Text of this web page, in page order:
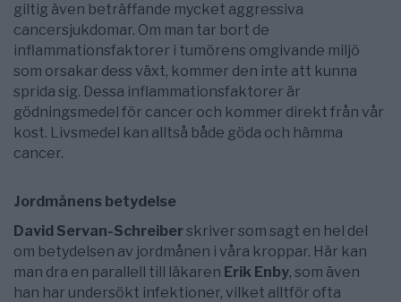
giltig även beträffande mycket aggressiva
cancersjukdomar. Om man tar bort de
inflammationsfaktorer i tumörens omgivande miljö
som orsakar dess växt, kommer den inte att kunna
sprida sig. Dessa inflammationsfaktorer är
gödningsmedel för cancer och kommer direkt från vår
kost. Livsmedel kan alltså både göda och hämma
cancer.
Jordmånens betydelse
David Servan-Schreiberskriver som sagt en hel del
om betydelsen av jordmånen i våra kroppar. Här kan
man dra en parallell till läkaren Erik Enby, som även
han har undersökt infektioner, vilket alltför ofta